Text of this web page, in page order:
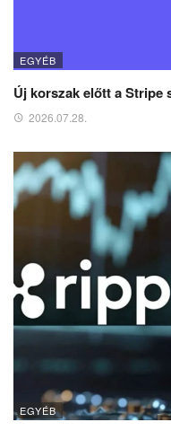
EGYÉB
Új korszak előtt a Stripe
2026.07.28.
EGYÉB